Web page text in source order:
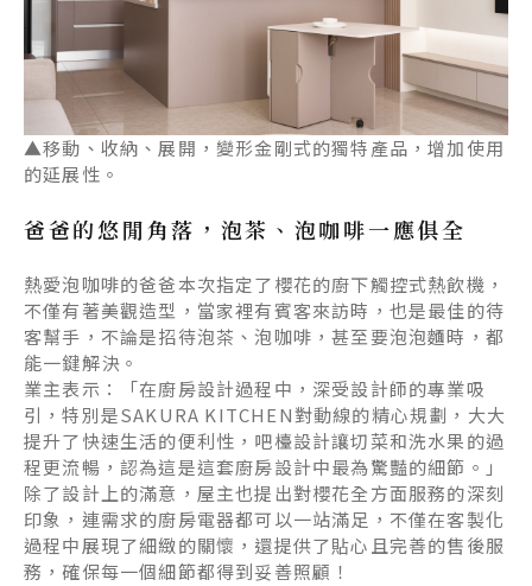
▲移動、收納、展開，變形金剛式的獨特產品，增加使用
的延展性。
爸爸的悠閒角落，泡茶、泡咖啡一應俱全
熱愛泡咖啡的爸爸本次指定了櫻花的廚下觸控式熱飲機，
不僅有著美觀造型，當家裡有賓客來訪時，也是最佳的待
客幫手，不論是招待泡茶、泡咖啡，甚至要泡泡麵時，都
能一鍵解決。
業主表示：「在廚房設計過程中，深受設計師的專業吸
引，特別是SAKURA KITCHEN對動線的精心規劃，大大
提升了快速生活的便利性，吧檯設計讓切菜和洗水果的過
程更流暢，認為這是這套廚房設計中最為驚豔的細節。」
除了設計上的滿意，屋主也提出對櫻花全方面服務的深刻
印象，連需求的廚房電器都可以一站滿足，不僅在客製化
過程中展現了細緻的關懷，還提供了貼心且完善的售後服
務，確保每一個細節都得到妥善照顧！